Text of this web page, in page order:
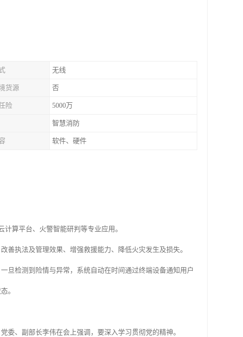
无线
货源 否
险 5000万
智慧消防
软件、硬件
算平台、火警智能研判等专业应用。
善执法及管理效果、增强救援能力、降低火灾发生及损失。
旦检测到险情与异常，系统自动在时间通过终端设备通知用户
。
委、副部长李伟在会上强调，要深入学习贯彻党的精神。